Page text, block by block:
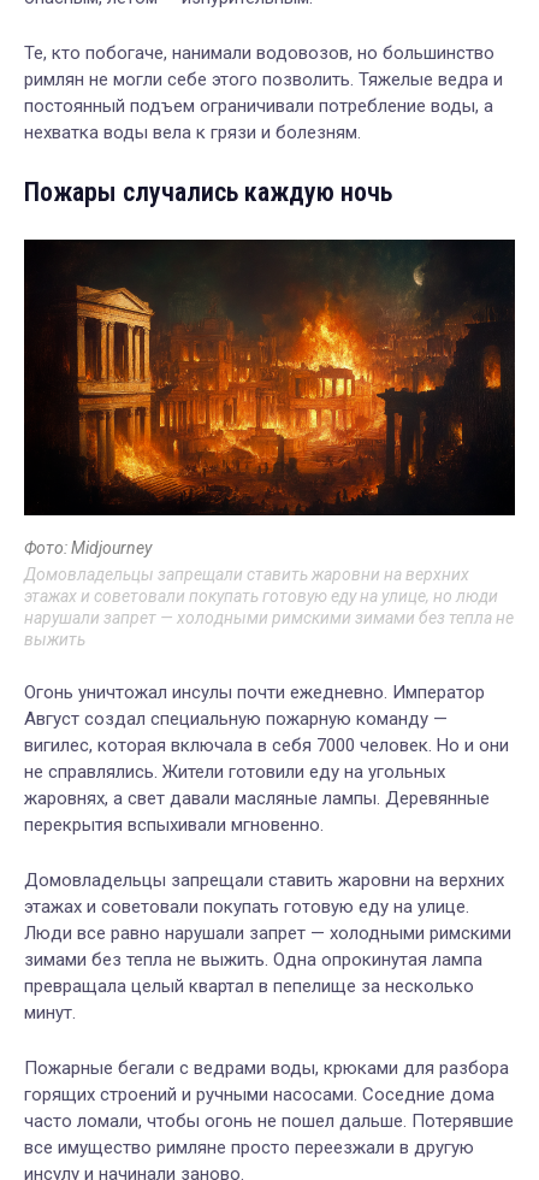
Те, кто побогаче, нанимали водовозов, но большинство
римлян не могли себе этого позволить. Тяжелые ведра и
постоянный подъем ограничивали потребление воды, а
нехватка воды вела к грязи и болезням.
Пожары случались каждую ночь
Фото: Midjourney
Домовладельцы запрещали ставить жаровни на верхних
этажах и советовали покупать готовую еду на улице, но люди
нарушали запрет — холодными римскими зимами без тепла не
выжить
Огонь уничтожал инсулы почти ежедневно. Император
Август создал специальную пожарную команду —
вигилес, которая включала в себя 7000 человек. Но и они
не справлялись. Жители готовили еду на угольных
жаровнях, а свет давали масляные лампы. Деревянные
перекрытия вспыхивали мгновенно.
Домовладельцы запрещали ставить жаровни на верхних
этажах и советовали покупать готовую еду на улице.
Люди все равно нарушали запрет — холодными римскими
зимами без тепла не выжить. Одна опрокинутая лампа
превращала целый квартал в пепелище за несколько
минут.
Пожарные бегали с ведрами воды, крюками для разбора
горящих строений и ручными насосами. Соседние дома
часто ломали, чтобы огонь не пошел дальше. Потерявшие
все имущество римляне просто переезжали в другую
инсулу и начинали заново.